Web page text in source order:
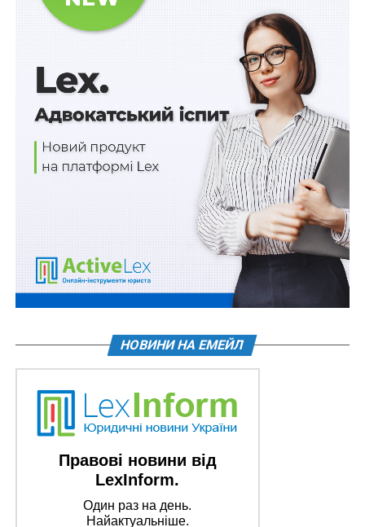
4) визначено особливості здійснення любительського
рибальства, що перевищує встановлені обсяги
5) усунено колізійні норми між галузевими законами
та іншими законодавчими актами.
Регулювання факторингу виключено з
Цивільного кодексу
ПОВ'ЯЗАНІ ТЕМИ: FEATURED
ВОДНІ БІОРЕСУРСИ
КОМІТЕТ ВР З ПИТАНЬ АГРАРНОЇ ТА ЗЕМЕЛЬНОЇ ПОЛІТИКИ
РИБНЕ ГОСПОДАРСТВО
Біометричні дані іноземців фіксуватимуть під
НЕ ПРОПУСТІТЬ
Звільняються від перевірки органами ДСНС
підприємства, застраховані від надзвичайних
ситуацій
НОВИНИ НА ЕМЕЙЛ
Правові новини від
LexInform.
Один раз на день.
Найактуальніше.